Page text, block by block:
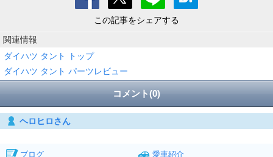
この記事をシェアする
関連情報
ダイハツ タント トップ
ダイハツ タント パーツレビュー
コメント(0)
ヘロヒロさん
ブログ 愛車紹介